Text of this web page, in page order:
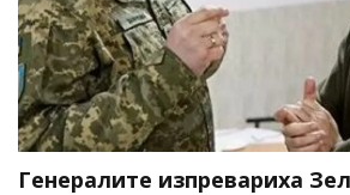
Генералите изпревариха